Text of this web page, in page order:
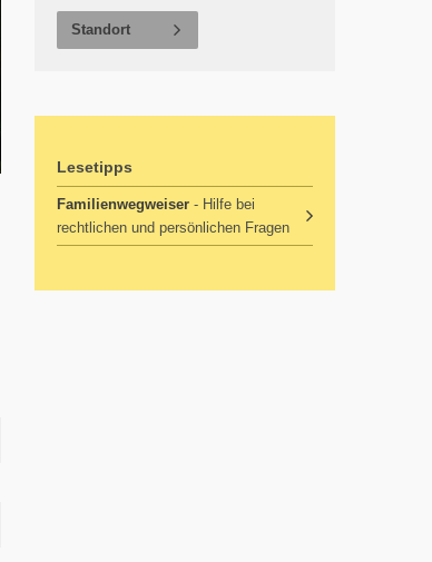
Standort
Lesetipps
Familienwegweiser - Hilfe bei
rechtlichen und persönlichen Fragen